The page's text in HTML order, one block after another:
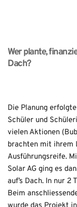
Wer plante,
Dach?
Die Planung
Schüler und
vielen Aktionen
brachten mit ihrem
Ausführungsreife.
Solar AG ging es
auf’s Dach. In nur
Beim